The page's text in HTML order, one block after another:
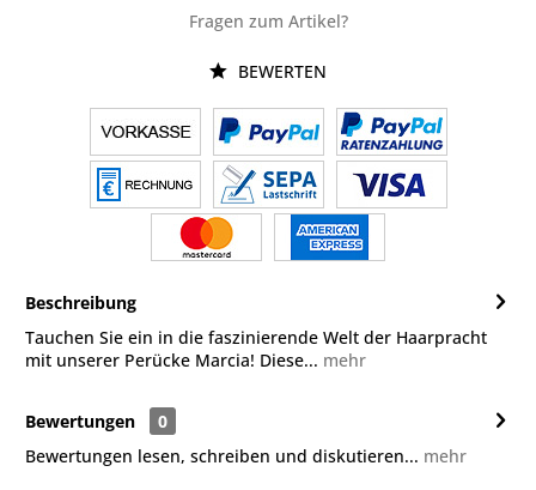
Fragen zum Artikel?
BEWERTEN
Beschreibung
Tauchen Sie ein in die faszinierende Welt der Haarpracht
mit unserer Perücke Marcia! Diese... mehr
Bewertungen
0
Bewertungen lesen, schreiben und diskutieren... mehr